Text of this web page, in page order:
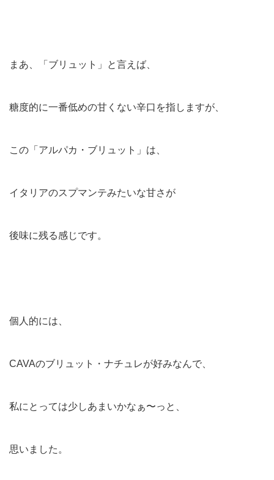
まあ、「ブリュット」と言えば、
糖度的に一番低めの甘くない辛口を指しますが、
この「アルパカ・ブリュット」は、
イタリアのスプマンテみたいな甘さが
後味に残る感じです。
個人的には、
CAVAのブリュット・ナチュレが好みなんで、
私にとっては少しあまいかなぁ〜っと、
思いました。